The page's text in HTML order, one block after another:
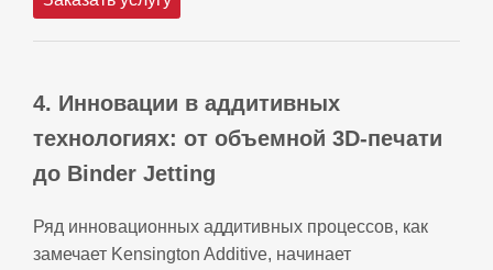
4. Инновации в аддитивных
технологиях: от объемной 3D‑печати
до Binder Jetting
Ряд инновационных аддитивных процессов, как
замечает Kensington Additive, начинает